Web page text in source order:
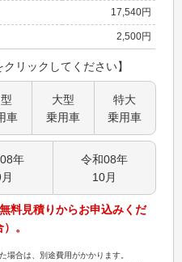
17,540円
2,500円
リックしてください】
車
大型
乗用車
特大
乗用車
年
月
令和08年
10月
料見積りからお申込みくだ
。
合は、別途費用がかかります。